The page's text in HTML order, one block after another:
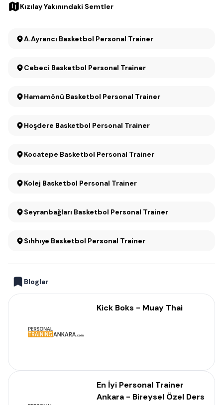
Kızılay Yakınındaki Semtler
A.Ayrancı Basketbol Personal Trainer
Cebeci Basketbol Personal Trainer
Hamamönü Basketbol Personal Trainer
Hoşdere Basketbol Personal Trainer
Kocatepe Basketbol Personal Trainer
Kolej Basketbol Personal Trainer
Seyranbağları Basketbol Personal Trainer
Sıhhıye Basketbol Personal Trainer
Bloglar
Kick Boks - Muay Thai
En İyi Personal Trainer
Ankara - Bireysel Özel Ders